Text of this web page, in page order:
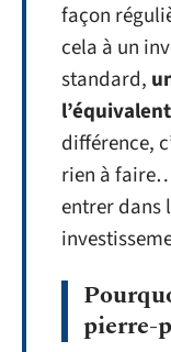
façon
cela à un
standard,
différence,
rien à faire…
entrer dans
pierre-